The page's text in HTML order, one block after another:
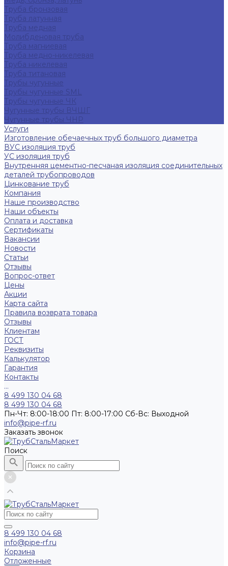
Труба бронзовая
Труба латунная
Труба медная
Молибденовая труба
Труба магниевая
Труба медно-никелевая
Труба никелевая
Труба титановая
Трубы чугунные
Трубы чугунные SML
Трубы чугунные ЧК
Чугунные трубы ВЧШГ
Чугунные трубы ЧНР
Услуги
Изготовление обечаечных труб большого диаметра
ВУС изоляция труб
УС изоляция труб
Внутренняя цементно-песчаная изоляция соединительных
деталей трубопроводов
Цинкование труб
Компания
Наше производство
Наши объекты
Оплата и доставка
Сертификаты
Вакансии
Новости
Статьи
Отзывы
Вопрос-ответ
Цены
Акции
Карта сайта
Правила возврата товара
Отзывы
Клиентам
ГОСТ
Реквизиты
Калькулятор
Гарантия
Контакты
...
8 499 130 04 68
8 499 130 04 68
Пн-Чт: 8:00-18:00 Пт: 8:00-17:00 Сб-Вс: Выходной
info@pipe-rf.ru
Заказать звонок
Поиск
8 499 130 04 68
info@pipe-rf.ru
Корзина
Отложенные